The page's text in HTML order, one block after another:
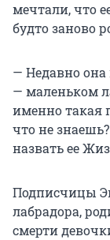
мечтали, что
будто заново
— Недавно она
— маленьком
именно такая
что не
назвать ее
Подписчицы
лабрадора,
смерти